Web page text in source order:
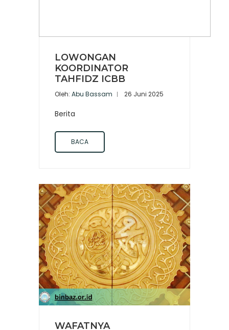
LOWONGAN
KOORDINATOR
TAHFIDZ ICBB
Oleh: Abu Bassam 26 Juni 2025
Berita
BACA
WAFATNYA